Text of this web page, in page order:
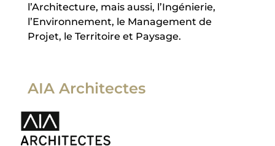
l’Architecture, mais aussi, l’Ingénierie,
l’Environnement, le Management de
Projet, le Territoire et Paysage.
AIA Architectes